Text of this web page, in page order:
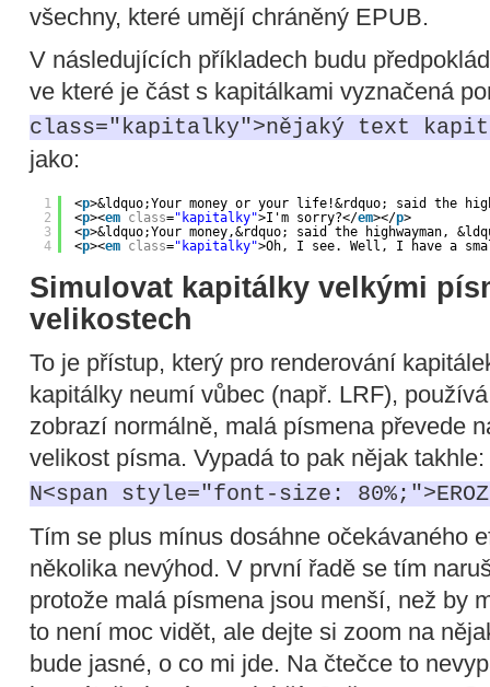
všechny, které umějí chráněný EPUB.
V následujících příkladech budu
ve které je část s kapitálkami vyznačená
class="kapitalky">nějaký text
jako:
1
2
3
4
<p>&ldquo;Your money or your life!&rdquo; said the
<p><em class="kapitalky">I'm sorry?</em></p>
<p>&ldquo;Your money,&rdquo; said the highwayman,
<p><em class="kapitalky">Oh, I see. Well, I have a
Simulovat kapitálky velkými
velikostech
To je přístup, který pro renderování
kapitálky neumí vůbec (např. LRF),
zobrazí normálně, malá písmena převede
velikost písma. Vypadá to pak nějak takhle:
N<span style="font-size:
Tím se plus mínus dosáhne očekávaného
několika nevýhod. V první řadě se tím
protože malá písmena jsou menší, než by
to není moc vidět, ale dejte si zoom na
bude jasné, o co mi jde. Na čtečce to